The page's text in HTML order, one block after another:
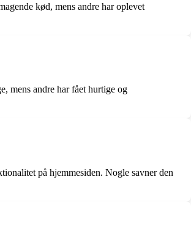
kød, mens andre har oplevet
mens andre har fået hurtige og
på hjemmesiden. Nogle savner den